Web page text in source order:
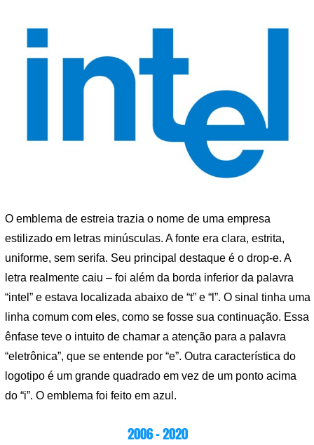
O emblema de estreia trazia o nome de uma empresa
estilizado em letras minúsculas. A fonte era clara, estrita,
uniforme, sem serifa. Seu principal destaque é o drop-e. A
letra realmente caiu – foi além da borda inferior da palavra
“intel” e estava localizada abaixo de “t” e “l”. O sinal tinha uma
linha comum com eles, como se fosse sua continuação. Essa
ênfase teve o intuito de chamar a atenção para a palavra
“eletrônica”, que se entende por “e”. Outra característica do
logotipo é um grande quadrado em vez de um ponto acima
do “i”. O emblema foi feito em azul.
2006 – 2020